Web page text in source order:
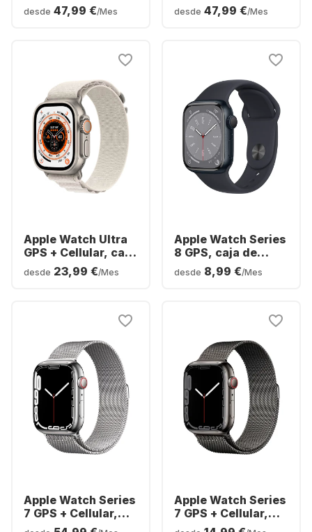
de titanio, correa
milanesa, 49 mm
desde 47,99 €/Mes
de titanio, correa
milanesa, 49 mm
desde 47,99 €/Mes
Apple Watch Ultra
GPS + Cellular, caja
de titanio, 49 mm
desde 23,99 €/Mes
Apple Watch Series
8 GPS, caja de
Aluminio, 41 mm
desde 8,99 €/Mes
Apple Watch Series
7 GPS + Cellular,
caja de acero
Apple Watch Series
7 GPS + Cellular,
caja de acero